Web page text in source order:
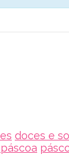
doces e